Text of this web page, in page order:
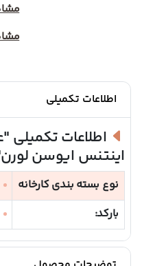
اطلاعات تکمیلی
اطلاعات تکمیلی
اینتنس ایوسن
نوع بسته بندی کارخانه
بارکد: